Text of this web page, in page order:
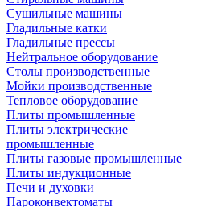
Сушильные машины
Гладильные катки
Гладильные прессы
Нейтральное оборудование
Столы производственные
Мойки производственные
Тепловое оборудование
Плиты промышленные
Плиты электрические
промышленные
Плиты газовые промышленные
Плиты индукционные
Печи и духовки
Пароконвектоматы